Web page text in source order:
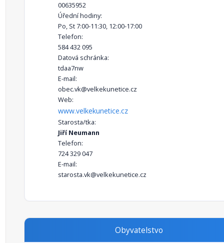
00635952
Úřední hodiny:
Po, St 7:00-11:30, 12:00-17:00
Telefon:
584 432 095
Datová schránka:
tdaa7nw
E-mail:
obec.vk@velkekunetice.cz
Web:
www.velkekunetice.cz
Starosta/tka:
Jiří Neumann
Telefon:
724 329 047
E-mail:
starosta.vk@velkekunetice.cz
Obyvatelstvo